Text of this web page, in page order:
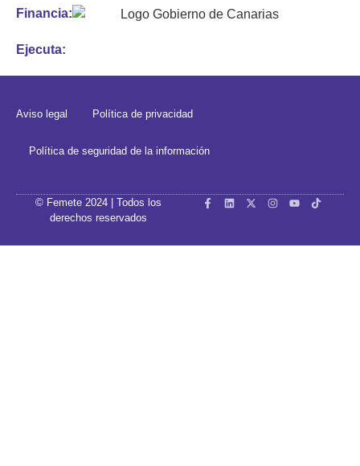
Financia:
Ejecuta:
Aviso legal Política de privacidad
Política de seguridad de la información
© Femete 2024 | Todos los
derechos reservados